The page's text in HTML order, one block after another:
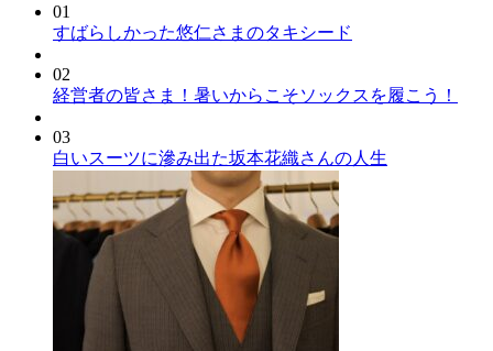
01
すばらしかった悠仁さまのタキシード
02
経営者の皆さま！暑いからこそソックスを履こう！
03
白いスーツに滲み出た坂本花織さんの人生